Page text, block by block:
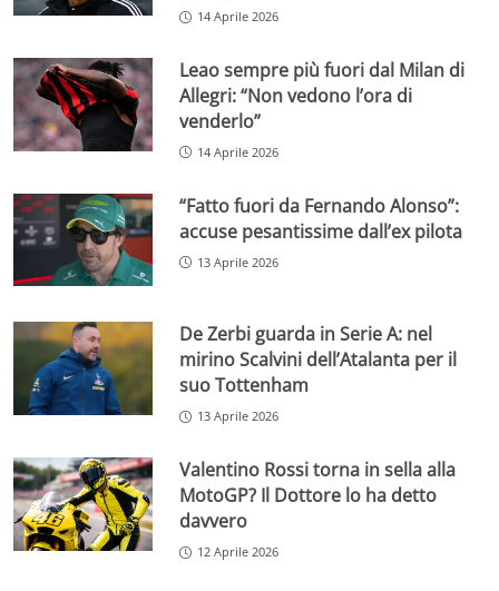
14 Aprile 2026
Leao sempre più fuori dal Milan di
Allegri: “Non vedono l’ora di
venderlo”
14 Aprile 2026
“Fatto fuori da Fernando Alonso”:
accuse pesantissime dall’ex pilota
13 Aprile 2026
De Zerbi guarda in Serie A: nel
mirino Scalvini dell’Atalanta per il
suo Tottenham
13 Aprile 2026
Valentino Rossi torna in sella alla
MotoGP? Il Dottore lo ha detto
davvero
12 Aprile 2026